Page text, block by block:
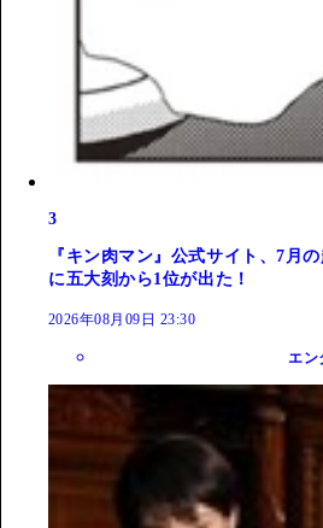
3
『キン肉マン』公式サイト、7月
に五大刻から1位が出た！
2026年08月09日 23:30
エン